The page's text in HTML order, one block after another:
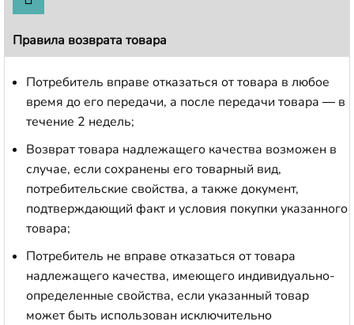
Правила возврата товара
Потребитель вправе отказаться от товара в любое
время до его передачи, а после передачи товара — в
течение 2 недель;
Возврат товара надлежащего качества возможен в
случае, если сохранены его товарный вид,
потребительские свойства, а также документ,
подтверждающий факт и условия покупки указанного
товара;
Потребитель не вправе отказаться от товара
надлежащего качества, имеющего индивидуально-
определенные свойства, если указанный товар
может быть использован исключительно